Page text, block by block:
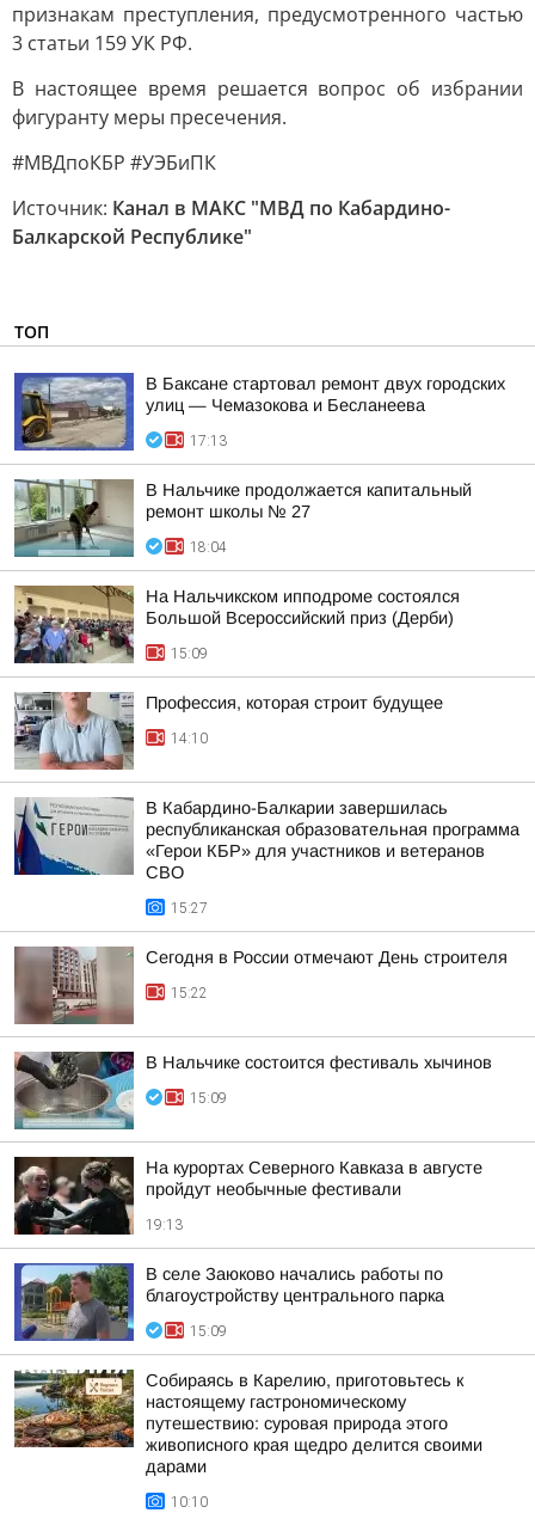
признакам преступления, предусмотренного частью
3 статьи 159 УК РФ.
В настоящее время решается вопрос об избрании
фигуранту меры пресечения.
#МВДпоКБР #УЭБиПК
Источник: Канал в МАКС "МВД по Кабардино-
Балкарской Республике"
ТОП
В Баксане стартовал ремонт двух городских
улиц — Чемазокова и Бесланеева
17:13
В Нальчике продолжается капитальный
ремонт школы № 27
18:04
На Нальчикском ипподроме состоялся
Большой Всероссийский приз (Дерби)
15:09
Профессия, которая строит будущее
14:10
В Кабардино-Балкарии завершилась
республиканская образовательная программа
«Герои КБР» для участников и ветеранов
СВО
15:27
Сегодня в России отмечают День строителя
15:22
В Нальчике состоится фестиваль хычинов
15:09
На курортах Северного Кавказа в августе
пройдут необычные фестивали
19:13
В селе Заюково начались работы по
благоустройству центрального парка
15:09
Собираясь в Карелию, приготовьтесь к
настоящему гастрономическому
путешествию: суровая природа этого
живописного края щедро делится своими
дарами
10:10